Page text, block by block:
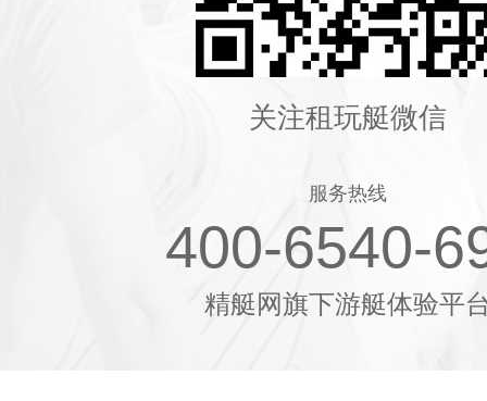
关注租玩艇微信
服务热线
400-6540-
精艇网旗下游艇体验平